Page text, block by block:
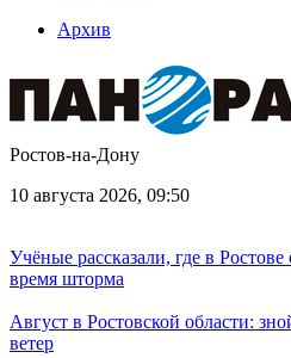
Архив
Ростов-на-Дону
10 августа 2026, 09:50
Учёные рассказали, где в Ростове
время шторма
Август в Ростовской области:
ветер